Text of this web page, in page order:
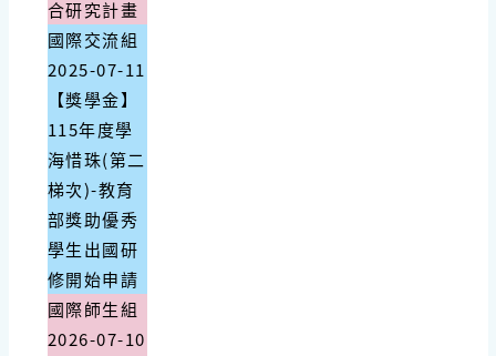
合研究計畫
國際交流組
2025-07-11
【獎學金】
115年度學
海惜珠(第二
梯次)-教育
部獎助優秀
學生出國研
修開始申請
國際師生組
2026-07-10